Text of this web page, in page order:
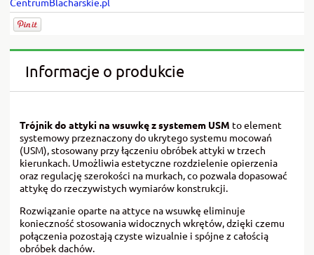
Informacje o produkcie
Trójnik do attyki na wsuwkę z systemem USM to element
systemowy przeznaczony do ukrytego systemu mocowań
(USM), stosowany przy łączeniu obróbek attyki w trzech
kierunkach. Umożliwia estetyczne rozdzielenie opierzenia
oraz regulację szerokości na murkach, co pozwala dopasować
attykę do rzeczywistych wymiarów konstrukcji.
Rozwiązanie oparte na attyce na wsuwkę eliminuje
konieczność stosowania widocznych wkrętów, dzięki czemu
połączenia pozostają czyste wizualnie i spójne z całością
obróbek dachów.